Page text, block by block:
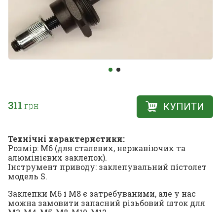
311 грн КУПИТИ
Технічні характеристики:
Розмір: М6 (для сталевих, нержавіючих та
алюмінієвих заклепок).
Інструмент приводу: заклепувальний пістолет
модель S.
Заклепки М6 і М8 є затребуваними, але у нас
можна замовити запасний різьбовий шток для